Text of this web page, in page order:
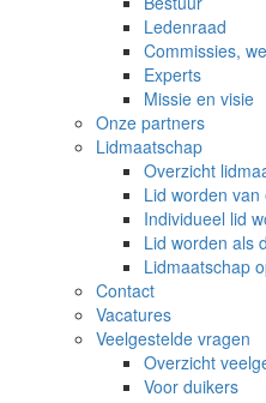
Ledenraad
Commissies,
Experts
Missie en visie
Onze partners
Lidmaatschap
Overzicht
Lid worden
Individueel lid
Lid worden als
Lidmaatschap
Contact
Vacatures
Veelgestelde vragen
Overzicht
Voor duikers